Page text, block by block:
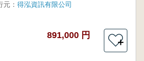
元： 得泓資訊有限公司
891,000 円
＋